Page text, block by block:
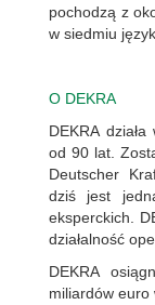
pochodzą z
w siedmiu
O DEKRA
DEKRA
od 90 lat.
Deutscher
dziś jest
eksperckich.
działalność
DEKRA
miliardów